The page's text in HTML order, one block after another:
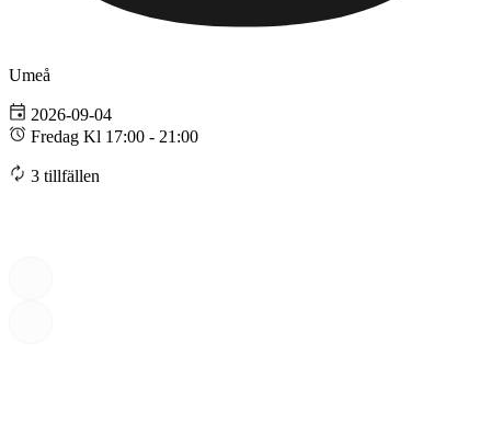
Umeå
2026-09-04
Fredag Kl 17:00 - 21:00
3 tillfällen